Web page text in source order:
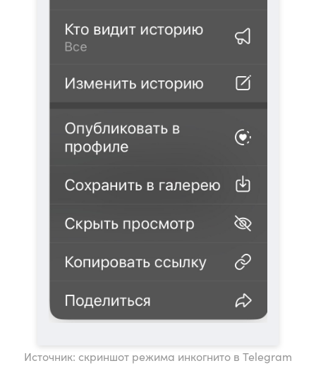
Источник: скриншот режима инкогнито в Telegram